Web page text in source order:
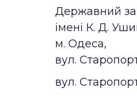
Державний
імені К. Д.
м. Одеса,
вул.
вул.